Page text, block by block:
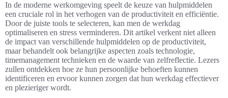
In de moderne werkomgeving speelt de keuze van hulpmiddelen
een cruciale rol in het verhogen van de productiviteit en efficiëntie.
Door de juiste tools te selecteren, kan men de werkdag
optimaliseren en stress verminderen. Dit artikel verkent niet alleen
de impact van verschillende hulpmiddelen op de productiviteit,
maar behandelt ook belangrijke aspecten zoals technologie,
timemanagement technieken en de waarde van zelfreflectie. Lezers
zullen ontdekken hoe ze hun persoonlijke behoeften kunnen
identificeren en ervoor kunnen zorgen dat hun werkdag effectiever
en plezieriger wordt.